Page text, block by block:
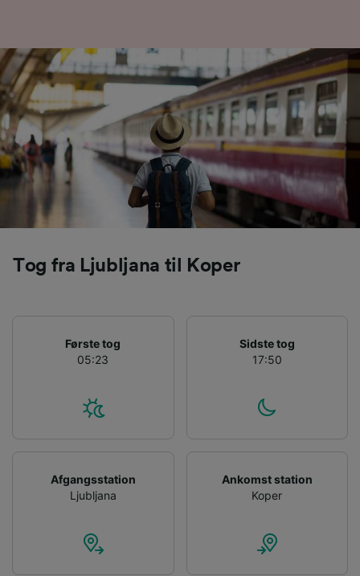
Tog fra Ljubljana til Koper
Første tog
05:23
Sidste tog
17:50
Afgangsstation
Ljubljana
Ankomst station
Koper